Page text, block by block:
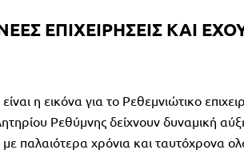
ΕΠΙΧΕΙΡΗΣΕΙΣ ΚΑΙ
η εικόνα για το Ρεθεμνιώτικο
Ρεθύμνης δείχνουν δυναμική
παλαιότερα χρόνια και ταυτόχρονα